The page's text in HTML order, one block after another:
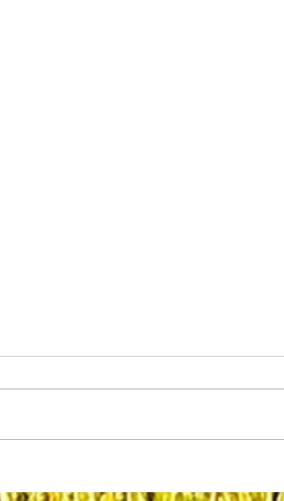
Biosseguridade: 4º, 5º e 6º elos